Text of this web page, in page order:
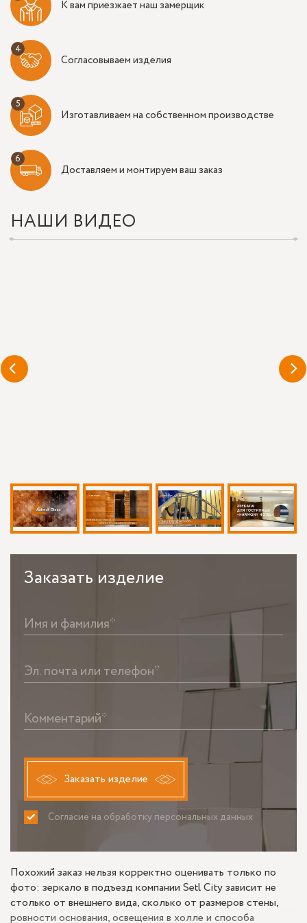
К вам приезжает наш замерщик
Согласовываем изделия
Изготавливаем на собственном производстве
Доставляем и монтируем ваш заказ
НАШИ ВИДЕО
Заказать изделие
Имя и фамилия*
Эл. почта или телефон*
Комментарий*
Заказать изделие
Согласие на обработку персональных данных
ПРИНИМАЮ НЕ ПРИНИМАЮ
Похожий заказ нельзя корректно оценивать только по
фото: зеркало в подъезд компании Setl City зависит не
столько от внешнего вида, сколько от размеров стены,
ровности основания, освещения в холле и способа